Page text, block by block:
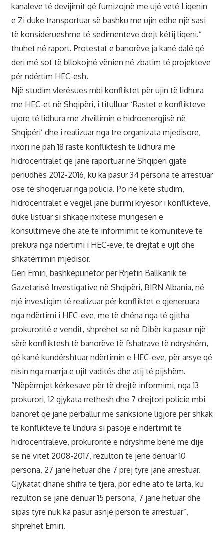
kanaleve të devijimit që furnizojnë me ujë vetë Liqenin
e Zi duke transportuar së bashku me ujin edhe një sasi
të konsiderueshme të sedimenteve drejt këtij liqeni.”
thuhet në raport. Protestat e banorëve ja kanë dalë që
deri më sot të bllokojnë vënien në zbatim të projekteve
për ndërtim HEC-esh.
Një studim vlerësues mbi konfliktet për ujin të lidhura
me HEC-et në Shqipëri, i titulluar ‘Rastet e konflikteve
ujore të lidhura me zhvillimin e hidroenergjisë në
Shqipëri’ dhe i realizuar nga tre organizata mjedisore,
nxori në pah 18 raste konfliktesh të lidhura me
hidrocentralet që janë raportuar në Shqipëri gjatë
periudhës 2012-2016, ku ka pasur 34 persona të arrestuar
ose të shoqëruar nga policia. Po në këtë studim,
hidrocentralet e vegjël janë burimi kryesor i konflikteve,
duke listuar si shkaqe nxitëse mungesën e
konsultimeve dhe atë të informimit të komuniteve të
prekura nga ndërtimi i HEC-eve, të drejtat e ujit dhe
shkatërrimin mjedisor.
Geri Emiri, bashkëpunëtor për Rrjetin Ballkanik të
Gazetarisë Investigative në Shqipëri, BIRN Albania, në
një investigim të realizuar për konfliktet e gjeneruara
nga ndërtimi i HEC-eve, me të dhëna nga të gjitha
prokuroritë e vendit, shprehet se në Dibër ka pasur një
sërë konfliktesh të banorëve të fshatrave të ndryshëm,
që kanë kundërshtuar ndërtimin e HEC-eve, për arsye që
nisin nga marrja e ujit vaditës dhe atij të pijshëm.
“Nëpërmjet kërkesave për të drejtë informimi, nga 13
prokurori, 12 gjykata rrethesh dhe 7 drejtori policie mbi
banorët që janë përballur me sanksione ligjore për shkak
të konflikteve të lindura si pasojë e ndërtimit të
hidrocentraleve, prokuroritë e ndryshme bënë me dije
se në vitet 2008-2017, rezulton të jenë dënuar 10
persona, 27 janë hetuar dhe 7 prej tyre janë arrestuar.
Gjykatat dhanë shifra të tjera, por edhe ato të larta, ku
rezulton se janë dënuar 15 persona, 7 janë hetuar dhe
sipas tyre nuk ka pasur asnjë person të arrestuar”,
shprehet Emiri.